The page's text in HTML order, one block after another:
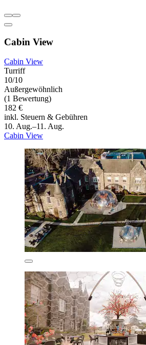
Cabin View
Cabin View
Turriff
10/10
Außergewöhnlich
(1 Bewertung)
182 €
inkl. Steuern & Gebühren
10. Aug.–11. Aug.
Cabin View